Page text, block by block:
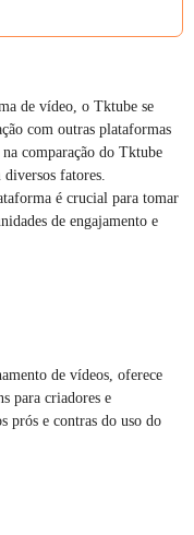
de vídeo, o Tktube se
com outras plataformas
comparação do Tktube
fatores.
é crucial para tomar
de engajamento e
de vídeos, oferece
para criadores e
prós e contras do uso do